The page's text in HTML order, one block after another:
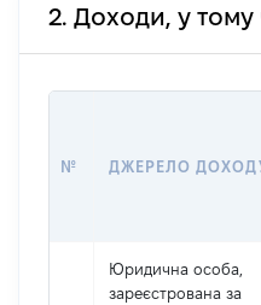
2. Доходи, у тому
№ ДЖЕРЕЛО
Юридична особа,
зареєстрована за